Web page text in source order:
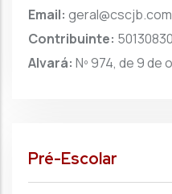
Email: geral@cscjb.com
Contribuinte:
Alvará: Nº 974, de 9 de
Pré-Escolar